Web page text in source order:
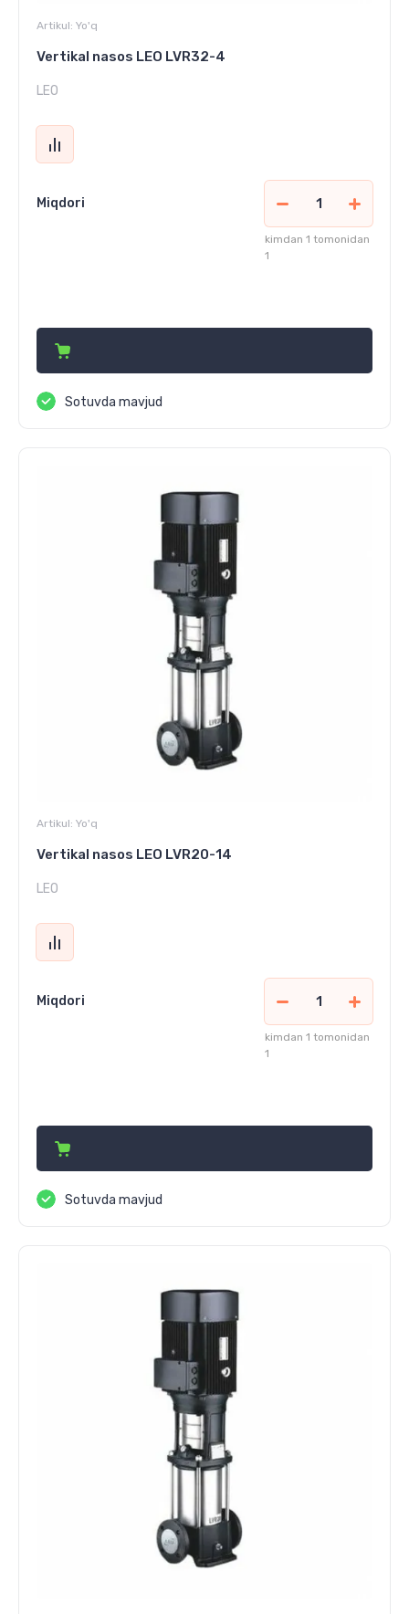
Artikul: Yo'q
Vertikal nasos LEO LVR32-4
LEO
Miqdori
kimdan 1 tomonidan
1
Sotuvda mavjud
Artikul: Yo'q
Vertikal nasos LEO LVR20-14
LEO
Miqdori
kimdan 1 tomonidan
1
Sotuvda mavjud